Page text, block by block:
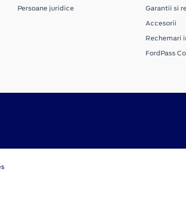
Persoane juridice
Garantii si
Accesorii
Rechemari
FordPass